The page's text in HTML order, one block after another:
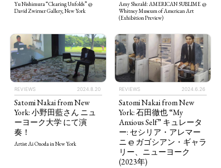
Yu Nishimura “Clearing Unfolds” @
David Zwirner Gallery, New York
Amy Sherald: AMERICAN SUBLIME @
Whitney Museum of American Art
(Exhibition Preview)
REVIEWS 2024.8.20
Satomi Nakai from New
York: 小野田藍さん ニュ
ーヨーク大学 にて演
奏！
Artist Ai Onoda in New York⁡
REVIEWS 2024.6.26
Satomi Nakai from New
York: 石田徹也 “My
Anxious Self” キュレータ
ー: セシリア・アレマー
ニ @ ガゴシアン・ギャラ
リー、ニューヨーク
(2023年)